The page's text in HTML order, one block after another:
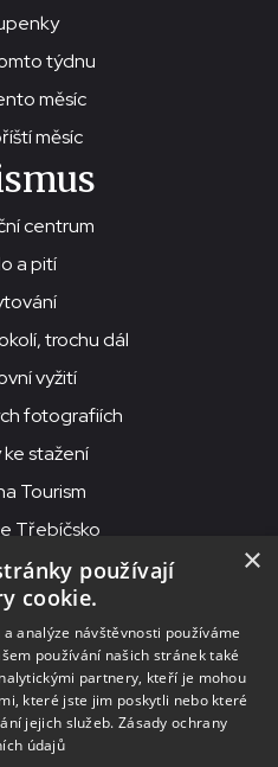
týdnu
měsíc
měsíc
centrum
a pití
trochu dál
vyžití
fotografiích
ke stažení
Tourism
Třebíčsko
Mor. Budějovice
Purcnerova 62, 676 02
Budějovice
ID datové schránky: chjn2kd
×
používají
cookie.
analýze návštěvnosti používáme
používání našich stránek také
partnery, kteří je mohou
které jste jim poskytli nebo které
jejich služeb. Zásady ochrany
údajů